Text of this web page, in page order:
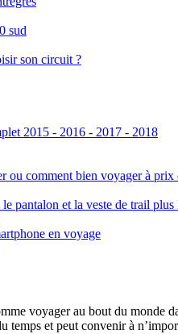
sud
son circuit ?
2015 - 2016 - 2017 - 2018
ou comment bien voyager à prix
pantalon et la veste de trail plus
en voyage
voyager au bout du monde
temps et peut convenir à